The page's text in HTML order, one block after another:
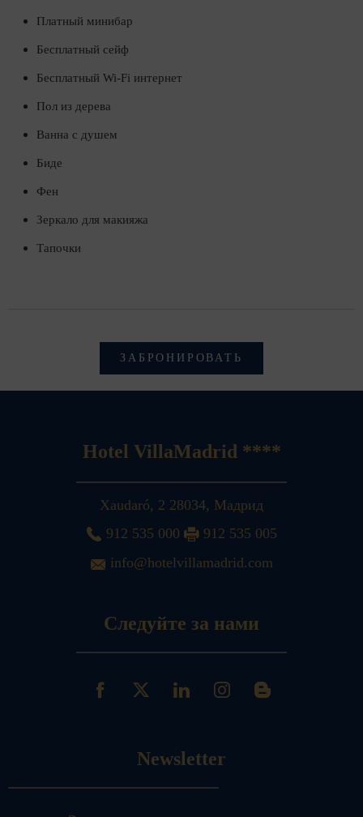
Платный минибар
Бесплатный сейф
Бесплатный Wi-Fi интернет
Пол из дерева
Ванна с душем
Биде
Фен
Зеркало для макияжа
Тапочки
ЗАБРОНИРОВАТЬ
Hotel VillaMadrid ****
Xaudaró, 2 28034, Мадрид
912 535 000
912 535 005
info@hotelvillamadrid.com
Следуйте за нами
Newsletter